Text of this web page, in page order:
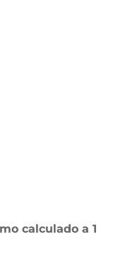
calculado a 1